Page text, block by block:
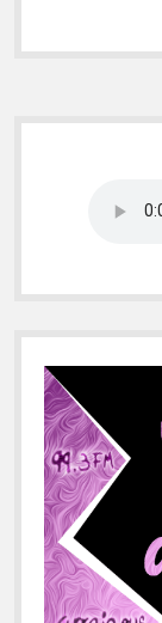
Sidebar